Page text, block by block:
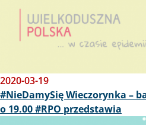
2020-03-19
#NieDamySię Wieczorynka –
o 19.00 #RPO przedstawia